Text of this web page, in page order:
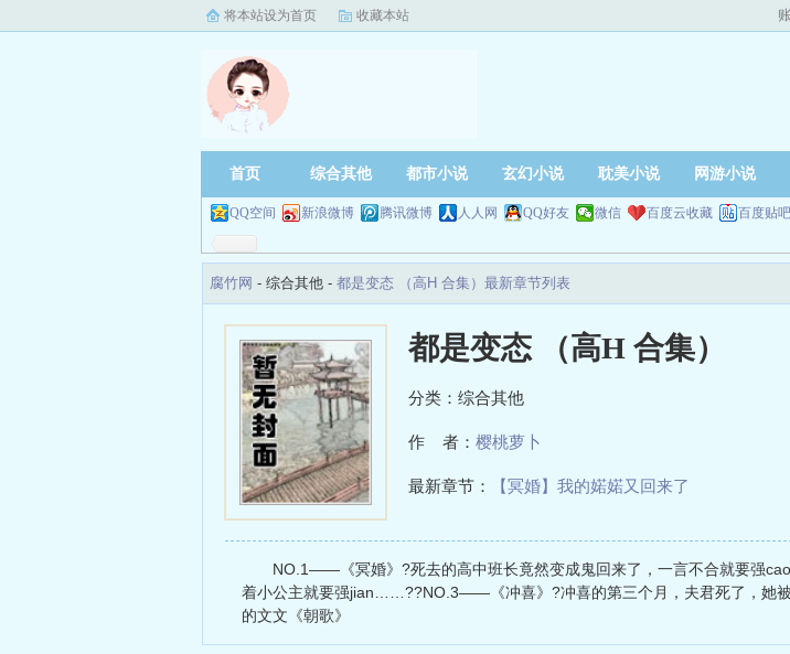
将本站设为首页 收藏本站
首页 综合其他 都市小说 玄幻小说 耽美小说 网游小说
QQ空间 新浪微博 腾讯微博 人人网 QQ好友 微信 百度云收藏 百度贴吧
腐竹网 - 综合其他 - 都是变态 （高H 合集）最新章节列表
都是变态 （高H 合集）
分类：综合其他
作 者： 樱桃萝卜
最新章节： 【冥婚】我的婼婼又回来了
NO.1——《冥婚》?死去的高中班长竟然变成鬼回来了，一言不合就要强
着小公主就要强jian……??NO.3——《冲喜》?冲喜的第三个月，夫君死了，她
的文文《朝歌》